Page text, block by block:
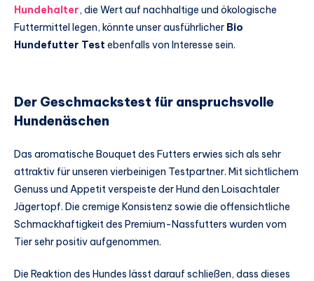
Hundehalter, die Wert auf nachhaltige und ökologische
Futtermittel legen, könnte unser ausführlicher Bio
Hundefutter Test ebenfalls von Interesse sein.
Der Geschmackstest für anspruchsvolle
Hundenäschen
Das aromatische Bouquet des Futters erwies sich als sehr
attraktiv für unseren vierbeinigen Testpartner. Mit sichtlichem
Genuss und Appetit verspeiste der Hund den Loisachtaler
Jägertopf. Die cremige Konsistenz sowie die offensichtliche
Schmackhaftigkeit des Premium-Nassfutters wurden vom
Tier sehr positiv aufgenommen.
Die Reaktion des Hundes lässt darauf schließen, dass dieses